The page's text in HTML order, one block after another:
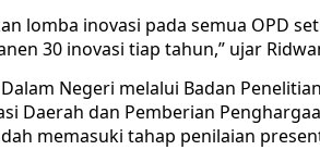
lomba inovasi pada semua OPD
30 inovasi tiap tahun,” ujar
Negeri melalui Badan
Daerah dan Pemberian
memasuki tahap penilaian